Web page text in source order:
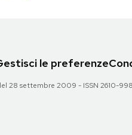
le preferenze
28 settembre 2009 - ISSN 2610-